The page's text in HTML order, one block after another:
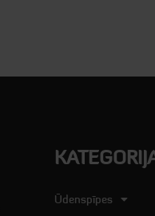
Ūdenspīpes